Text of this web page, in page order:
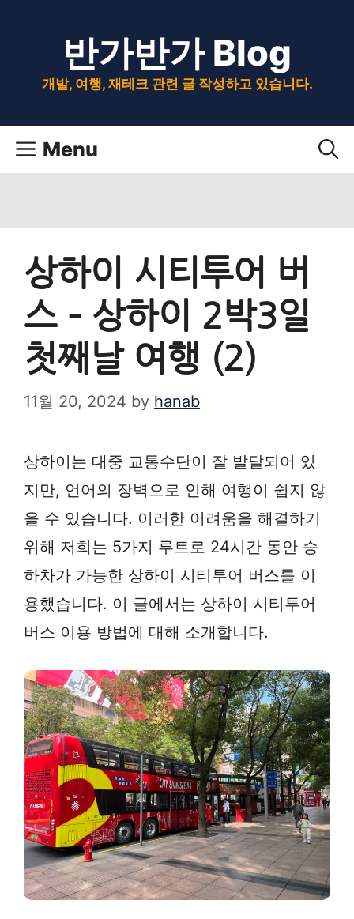
반가반가 Blog
개발, 여행, 재테크 관련 글 작성하고 있습니다.
Menu
상하이 시티투어 버
스 – 상하이 2박3일
첫째날 여행 (2)
11월 20, 2024 by hanab
상하이는 대중 교통수단이 잘 발달되어 있
지만, 언어의 장벽으로 인해 여행이 쉽지 않
을 수 있습니다. 이러한 어려움을 해결하기
위해 저희는 5가지 루트로 24시간 동안 승
하차가 가능한 상하이 시티투어 버스를 이
용했습니다. 이 글에서는 상하이 시티투어
버스 이용 방법에 대해 소개합니다.